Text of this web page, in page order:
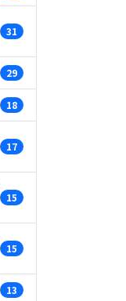
31
29
18
17
15
15
13